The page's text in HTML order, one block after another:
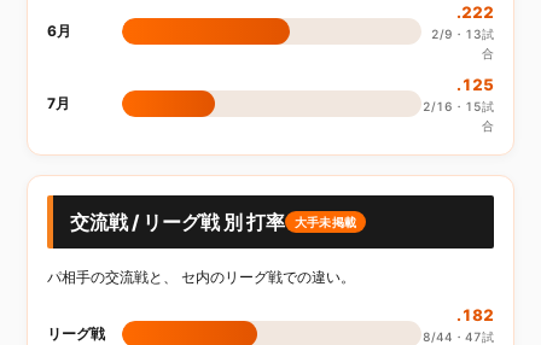
6月
.222
2/9・13試
合
7月
.125
2/16・15試
合
交流戦 / リーグ戦 別 打率 大手未掲載
パ相手の交流戦と、 セ内のリーグ戦での違い。
リーグ戦
.182
8/44・47試